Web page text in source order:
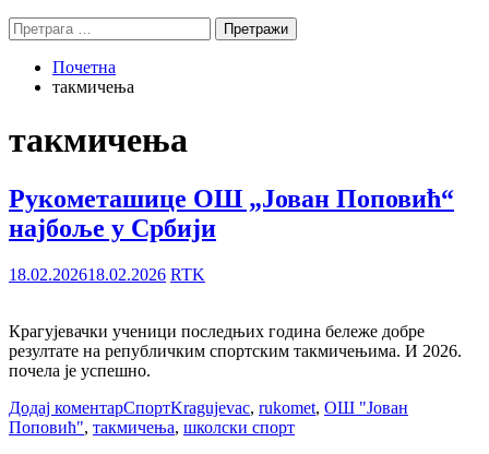
Претрага
за:
Почетна
такмичења
такмичења
Рукометашице ОШ „Јован Поповић“
најбоље у Србији
18.02.202618.02.2026 RTK
Крагујевачки ученици последњих година бележе добре
резултате на републичким спортским такмичењима. И 2026.
почела је успешно.
Додај коментарСпортKragujevac, rukomet, ОШ "Јован
Поповић", такмичења, школски спорт